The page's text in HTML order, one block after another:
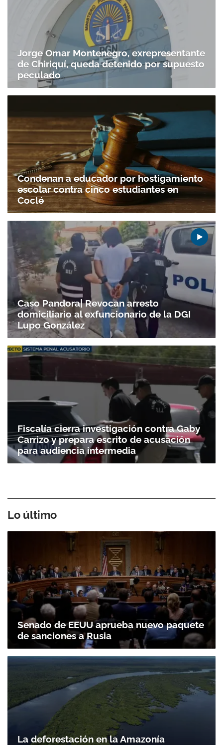
Jorge Omar Montenegro, exrepresentante
de Chiriquí, queda detenido por supuesto
peculado
Condenan a educador por hostigamiento
escolar contra cinco estudiantes en
Coclé
Caso Pandora| Revocan arresto
domiciliario al exfuncionario de la DGI
Lupo González
Fiscalía cierra investigación contra Gaby
Carrizo y prepara escrito de acusación
para audiencia intermedia
Lo último
Senado de EEUU aprueba nuevo paquete
de sanciones a Rusia
La deforestación en la Amazonía